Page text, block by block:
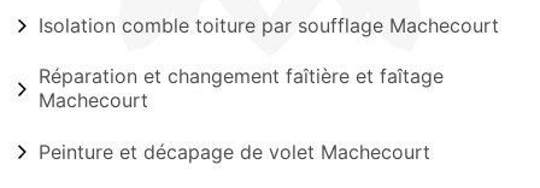
Isolation comble toiture par soufflage Machecourt
Réparation et changement faîtière et faîtage
Machecourt
Peinture et décapage de volet Machecourt